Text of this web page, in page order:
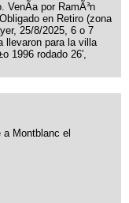
VenÃ­a por RamÃ³n
en Retiro (zona
25/8/2025, 6 o 7
llevaron para la villa
1996 rodado 26',
Montblanc el